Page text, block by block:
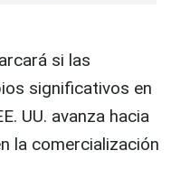
si las
significativos en
UU. avanza hacia
la comercialización